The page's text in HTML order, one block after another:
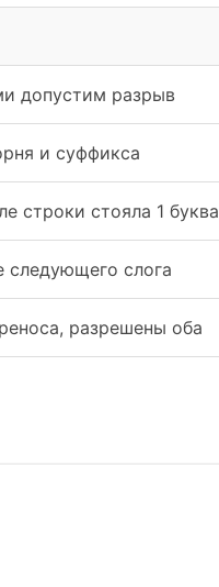
допустим разрыв
и суффикса
строки стояла 1 буква
следующего слога
разрешены оба